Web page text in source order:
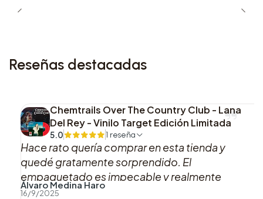
2. Orange Juice
4. Teacher’s Pet
5. High School Sweethearts
6. Recess
Reseñas destacadas
Chemtrails Over The Country Club - Lana
Del Rey - Vinilo Target Edición Limitada
5.0 1 reseña
Hace rato quería comprar en esta tienda y
quedé gratamente sorprendido. El
empaquetado es impecable y realmente
marca la diferencia. Definitivamente volveré
Álvaro Medina Haro
16/9/2025